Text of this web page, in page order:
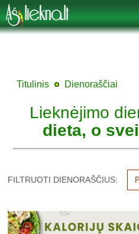
Titulinis Dienoraščiai
Lieknėjimo
dieta, o
FILTRUOTI DIENORAŠČIUS: